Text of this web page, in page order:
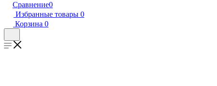
Сравнение0
Избранные товары 0
Корзина 0